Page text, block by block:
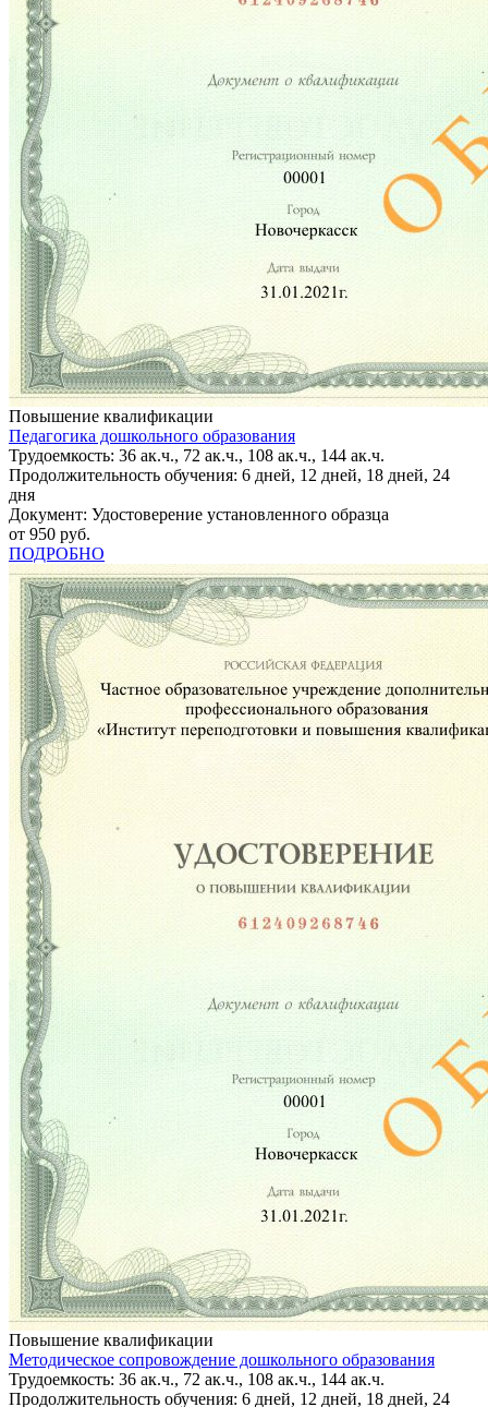
Повышение квалификации
Педагогика дошкольного образования
Трудоемкость: 36 ак.ч., 72 ак.ч., 108 ак.ч., 144 ак.ч.
Продолжительность обучения: 6 дней, 12 дней, 18 дней, 24
дня
Документ: Удостоверение установленного образца
от 950 руб.
ПОДРОБНО
Повышение квалификации
Методическое сопровождение дошкольного образования
Трудоемкость: 36 ак.ч., 72 ак.ч., 108 ак.ч., 144 ак.ч.
Продолжительность обучения: 6 дней, 12 дней, 18 дней, 24